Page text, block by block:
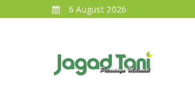
6 August 2026